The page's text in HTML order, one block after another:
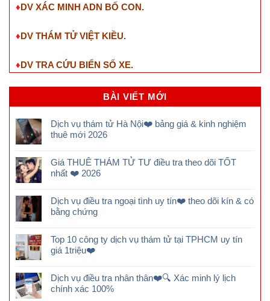
♦DV XÁC MINH ADN BỐ CON.
♦DV THÁM TỬ VIỆT KIỀU.
♦DV TRA CỨU BIỂN SỐ XE.
BÀI VIẾT MỚI
Dịch vụ thám tử Hà Nội❤️ bảng giá & kinh nghiệm
thuê mới 2026
Giá THUÊ THÁM TỬ TƯ điều tra theo dõi TỐT
nhất ❤️ 2026
Dịch vụ điều tra ngoại tình uy tín❤️ theo dõi kín & có
bằng chứng
Top 10 công ty dịch vụ thám tử tại TPHCM uy tín
giá 1triệu❤️
Dịch vụ điều tra nhân thân❤️🔍 Xác minh lý lịch
chính xác 100%